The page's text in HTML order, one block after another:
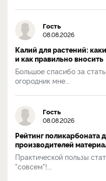
Гость
08.08.2026
Калий для растений:
и как правильно вносить
Большое спасибо за
огородник мне...
Гость
08.08.2026
Рейтинг поликарбоната
производителей
Практической пользы
"совсем"!...